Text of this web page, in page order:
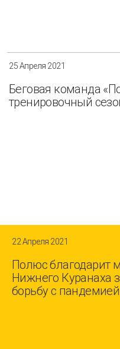
25 Апреля 2021
Беговая команда
тренировочный
22 Апреля 2021
Полюс благодарит
Нижнего Куранаха
борьбу с пандемией